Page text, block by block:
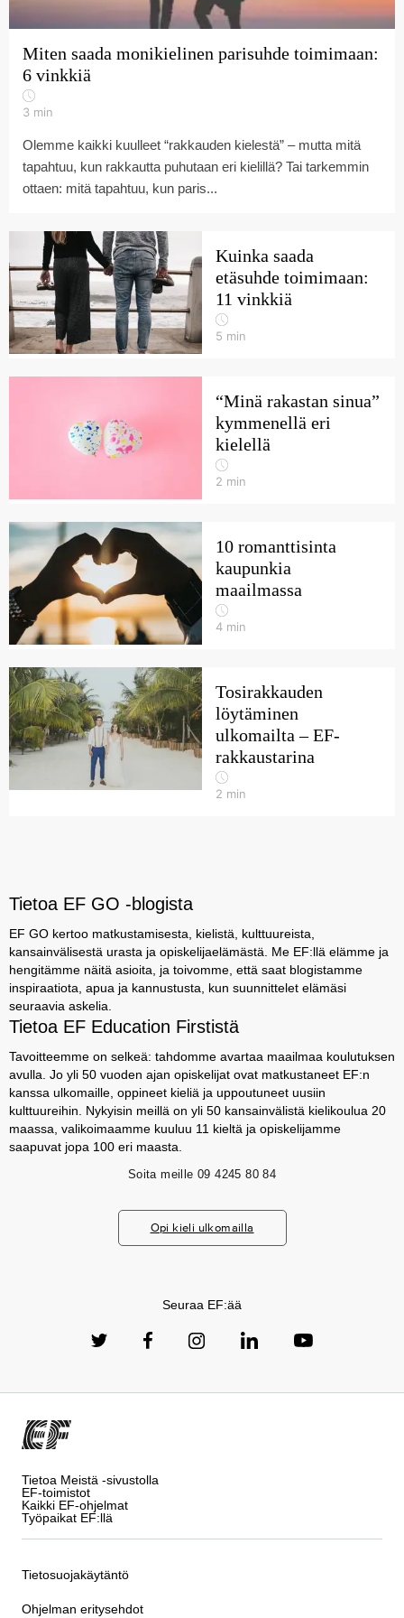
Miten saada monikielinen parisuhde toimimaan:
6 vinkkiä
3 min
Olemme kaikki kuulleet “rakkauden kielestä” – mutta mitä
tapahtuu, kun rakkautta puhutaan eri kielillä? Tai tarkemmin
ottaen: mitä tapahtuu, kun paris...
Kuinka saada
etäsuhde toimimaan:
11 vinkkiä
5 min
“Minä rakastan sinua”
kymmenellä eri
kielellä
2 min
10 romanttisinta
kaupunkia
maailmassa
4 min
Tosirakkauden
löytäminen
ulkomailta – EF-
rakkaustarina
2 min
Tietoa EF GO -blogista
EF GO kertoo matkustamisesta, kielistä, kulttuureista,
kansainvälisestä urasta ja opiskelijaelämästä. Me EF:llä elämme ja
hengitämme näitä asioita, ja toivomme, että saat blogistamme
inspiraatiota, apua ja kannustusta, kun suunnittelet elämäsi
seuraavia askelia.
Tietoa EF Education Firstistä
Tavoitteemme on selkeä: tahdomme avartaa maailmaa koulutuksen
avulla. Jo yli 50 vuoden ajan opiskelijat ovat matkustaneet EF:n
kanssa ulkomaille, oppineet kieliä ja uppoutuneet uusiin
kulttuureihin. Nykyisin meillä on yli 50 kansainvälistä kielikoulua 20
maassa, valikoimaamme kuuluu 11 kieltä ja opiskelijamme
saapuvat jopa 100 eri maasta.
Soita meille 09 4245 80 84
Opi kieli ulkomailla
Seuraa EF:ää
Tietoa Meistä -sivustolla
EF-toimistot
Kaikki EF-ohjelmat
Työpaikat EF:llä
Tietosuojakäytäntö
Ohjelman eritysehdot